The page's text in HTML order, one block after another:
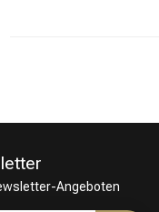
Angeboten